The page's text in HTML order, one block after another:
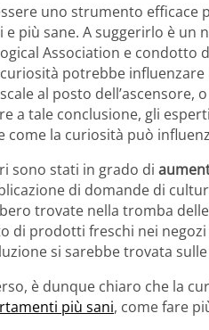
uno strumento efficace
più sane. A suggerirlo è
Association e
potrebbe
al posto dell’ascensore, o
a tale conclusione, gli
la curiosità può
sono stati in grado di
di domande di
trovate nella tromba
di prodotti freschi nei
si sarebbe trovata
è dunque chiaro che la
più sani, come fare